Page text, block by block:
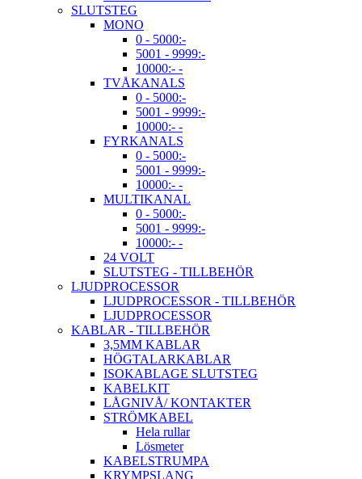
SLUTSTEG
MONO
0 - 5000:-
5001 - 9999:-
10000:- -
TVÅKANALS
0 - 5000:-
5001 - 9999:-
10000:- -
FYRKANALS
0 - 5000:-
5001 - 9999:-
10000:- -
MULTIKANAL
0 - 5000:-
5001 - 9999:-
10000:- -
24 VOLT
SLUTSTEG - TILLBEHÖR
LJUDPROCESSOR
LJUDPROCESSOR - TILLBEHÖR
LJUDPROCESSOR
KABLAR - TILLBEHÖR
3,5MM KABLAR
HÖGTALARKABLAR
ISOKABLAGE SLUTSTEG
KABELKIT
LÅGNIVÅ/ KONTAKTER
STRÖMKABEL
Hela rullar
Lösmeter
KABELSTRUMPA
KRYMPSLANG